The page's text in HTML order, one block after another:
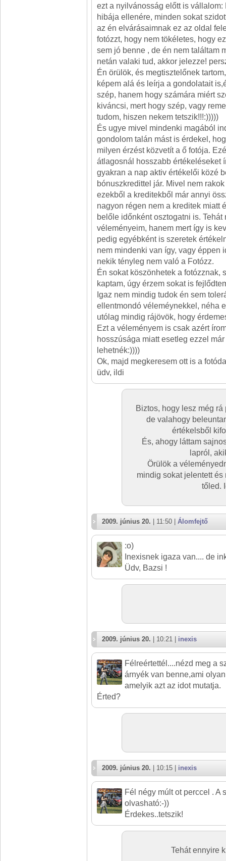
ezt a nyilvánosság előtt is vállalom:
hibája ellenére, minden sokat
az én elvárásaimnak ez az oldal
fotózzt, hogy nem tökéletes, hogy
sem jó benne , de én nem találtam
netán valaki tud, akkor jelezze!
Én örülök, és megtisztelőnek
képem alá és leírja a gondolatait
szép, hanem hogy számára miért
kiváncsi, mert hogy szép, vagy
tudom, hiszen nekem tetszik!!!:)))))
És ugye mivel mindenki magából
gondolom talán mást is érdekel,
milyen érzést közvetít a ő fotója.
átlagosnál hosszabb értékeléseket
gyakran a nap aktiv értékelői közé
bónuszkredittel jár. Mivel nem
ezekből a kreditekből már annyi
nagyon régen nem a kreditek miatt
belőle időnként osztogatni is.
véleményeim, hanem mert így is
pedig egyébként is szeretek
nem mindenki van így, vagy éppen
nekik tényleg nem való a Fotózz.
Én sokat köszönhetek a fotózznak,
kaptam, úgy érzem sokat is
Igaz nem mindig tudok én sem
ellentmondó véleméynekkel, néha
utólag mindig rájövök, hogy
Ezt a véleményem is csak azért
hosszúsága miatt esetleg ezzel
lehetnék:))))
Ok, majd megkeresem ott is a
üdv, ildi
Biztos, hogy lesz még
de valahogy
értékelsből
És, ahogy láttam
lapról,
Örülök a
mindig sokat jelentett
tőled.
2009. június 20. | 11:50 | Álomfejtő
:o)
Inexisnek igaza van.... de
Üdv, Bazsi !
2009. június 20. | 10:21 | inexis
Félreértettél....nézd meg a
árnyék van benne,ami
amelyik azt az idot mutatja.
Érted?
2009. június 20. | 10:15 | inexis
Fél négy múlt ot perccel . A
olvasható:-))
Érdekes..tetszik!
Tehát ennyire